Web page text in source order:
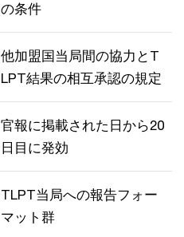
の条件
他加盟国当局間の協力とT
LPT結果の相互承認の規定
官報に掲載された日から20
日目に発効
TLPT当局への報告フォー
マット群